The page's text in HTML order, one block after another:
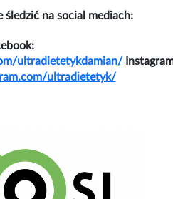
śledzić na social mediach:
ultradietetykdamian/
ultradietetyk/